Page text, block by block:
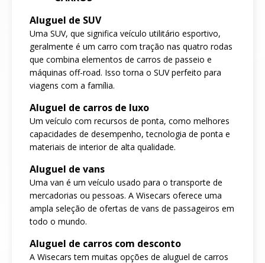
Aluguel de SUV
Uma SUV, que significa veículo utilitário esportivo,
geralmente é um carro com tração nas quatro rodas
que combina elementos de carros de passeio e
máquinas off-road. Isso torna o SUV perfeito para
viagens com a família.
Aluguel de carros de luxo
Um veículo com recursos de ponta, como melhores
capacidades de desempenho, tecnologia de ponta e
materiais de interior de alta qualidade.
Aluguel de vans
Uma van é um veículo usado para o transporte de
mercadorias ou pessoas. A Wisecars oferece uma
ampla seleção de ofertas de vans de passageiros em
todo o mundo.
Aluguel de carros com desconto
A Wisecars tem muitas opções de aluguel de carros